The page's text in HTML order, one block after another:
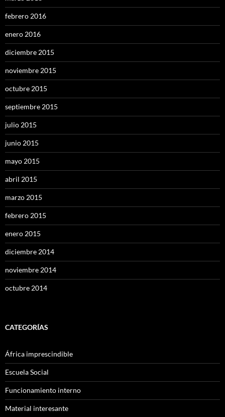
febrero 2016
enero 2016
diciembre 2015
noviembre 2015
octubre 2015
septiembre 2015
julio 2015
junio 2015
mayo 2015
abril 2015
marzo 2015
febrero 2015
enero 2015
diciembre 2014
noviembre 2014
octubre 2014
CATEGORÍAS
África imprescindible
Escuela Social
Funcionamiento interno
Material interesante